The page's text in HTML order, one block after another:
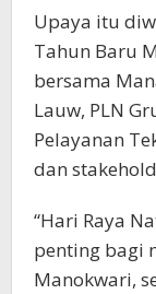
Upaya itu
Tahun Baru
bersama
Lauw, PLN
Pelayanan
dan
“Hari Raya
penting bagi
Manokwari,